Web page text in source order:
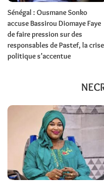
Sénégal : Ousmane Sonko
accuse Bassirou Diomaye Faye
de faire pression sur des
responsables de Pastef, la crise
politique s’accentue